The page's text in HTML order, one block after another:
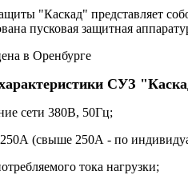
"Каскад" представляет
пусковая защитная
СУЗ
сети 380В, 50Гц;
(свыше 250А - по
тока нагрузки;